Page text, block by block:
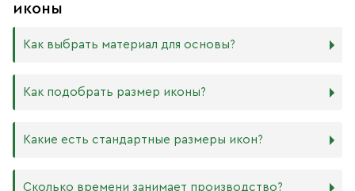
иконы
Как выбрать материал для основы?
Мы изготавливаем иконы на трёх разных видах досок:
МДФ. Ламинированная древесно-стружечная плита —
Как подобрать размер иконы?
Никаких строгих правил по тому, какого размера
иконостас, можно ориентироваться на него.
Какие есть стандартные размеры икон?
Сколько времени занимает производство?